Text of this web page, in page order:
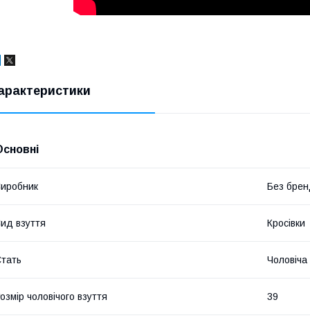
Без
взуття Кросівки
Чоловіча
чоловічого взуття 39